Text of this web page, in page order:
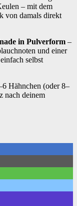
– mit dem
von damals direkt
in Pulverform –
und einer
selbst
Hähnchen (oder 8–
nach deinem